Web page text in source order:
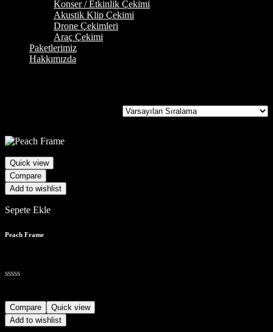
Konser / Etkinlik Çekimi
Akustik Klip Çekimi
Drone Çekimleri
Araç Çekimi
Paketlerimiz
Hakkımızda
Quick view
Compare
Add to wishlist
Sepete Ekle
Peach Frame
Compare
Quick view
Add to wishlist